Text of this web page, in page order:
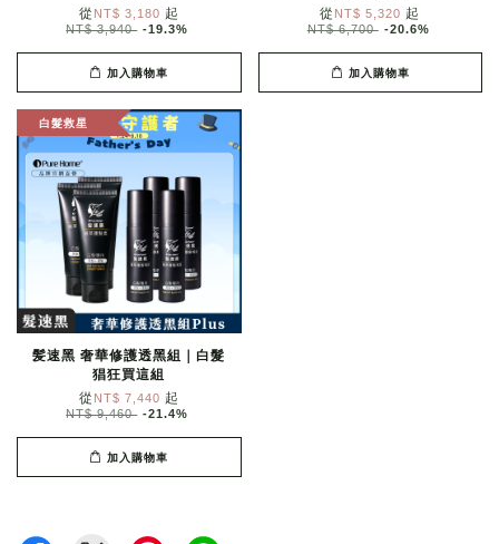
從 NT$ 3,180 起
NT$ 3,940 -19.3%
加入購物車
從 NT$ 5,320 起
NT$ 6,700 -20.6%
加入購物車
白髮救星
髪速黑 奢華修護透黑組｜白髮
猖狂買這組
從 NT$ 7,440 起
NT$ 9,460 -21.4%
加入購物車